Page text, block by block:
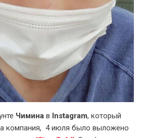
Чимина в Instagram, который
а компания, 4 июля было выложено